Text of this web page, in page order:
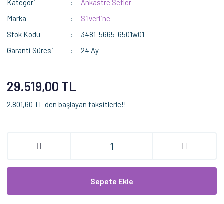
Kategori
Ankastre Setler
Marka
Silverline
Stok Kodu
3481-5665-6501w01
Garanti Süresi
24 Ay
29.519,00 TL
2.801,60 TL den başlayan taksitlerle!!
Sepete Ekle